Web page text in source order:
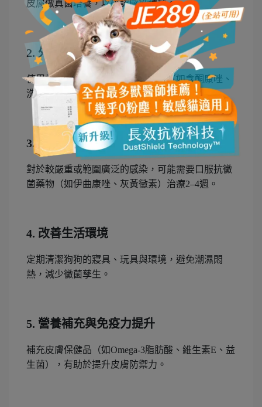
皮屑做真菌培養，以確認感染種類。
2. 外用藥治療
使用抗黴菌藥膏、藥水或藥浴產品（如含酮康唑、
洗必泰等成分），每日塗抹或洗澡。
3. 口服抗黴菌藥
對於較嚴重或範圍廣泛的感染，可能需要口服抗黴
菌藥物（如伊曲康唑、灰黃黴素）治療2–4週。
4. 改善生活環境
定期清潔狗狗的寢具、玩具與環境，避免潮濕悶
熱，減少黴菌孳生。
5. 營養補充與免疫力提升
補充皮膚保健品（如Omega-3脂肪酸、維生素E、益
生菌），有助於提升皮膚防禦力。